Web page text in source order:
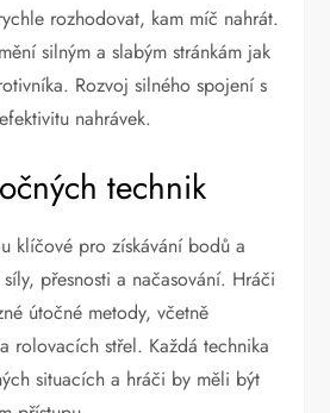
rozhodovat, kam míč nahrát.
silným a slabým stránkám jak
Rozvoj silného spojení s
nahrávek.
technik
klíčové pro získávání bodů a
přesnosti a načasování. Hráči
útočné metody, včetně
rolovacích střel. Každá technika
situacích a hráči by měli být